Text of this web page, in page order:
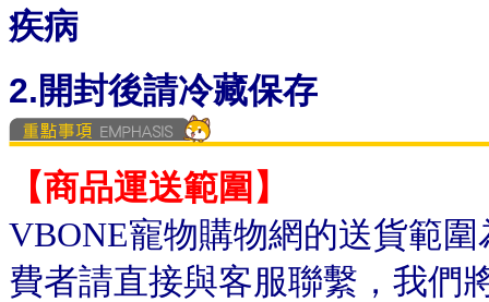
疾病
2.開封後請冷藏保存
【商品運送範圍】
VBONE寵物購物網的送貨範
費者請直接與客服聯繫，我們